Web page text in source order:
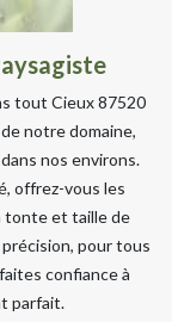
tout Cieux 87520
notre domaine,
nos environs.
offrez-vous les
tonte et taille de
pour tous
confiance à
parfait.